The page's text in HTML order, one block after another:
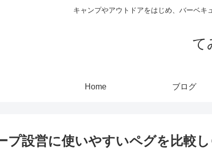
キャンプやアウトドアをはじめ、バーベキ
て
Home ブログ
プ設営に使いやすいペグを比較